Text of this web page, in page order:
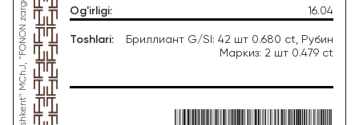
Og'irligi: 16.04
Toshlari:
Бриллиант G/SI: 42 шт 0.680 ct, Рубин
Маркиз: 2 шт 0.479 ct